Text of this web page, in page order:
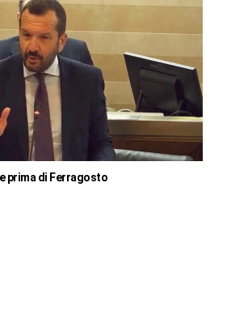
prima di Ferragosto